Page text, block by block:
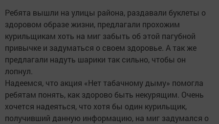
Ребята вышли на улицы района, раздавали буклеты о
здоровом образе жизни, предлагали прохожим
курильщикам хоть на миг забыть об этой пагубной
привычке и задуматься о своем здоровье. А так же
предлагали надуть шарики так сильно, чтобы он
лопнул.
Надеемся, что акция «Нет табачному дыму» помогла
ребятам понять, как здорово быть некурящим. Очень
хочется надеяться, что хотя бы один курильщик,
получивший данную информацию, на миг задумался о